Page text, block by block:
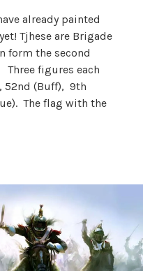
October
3,
2026
already painted
Tjhese are Brigade
form the second
figures each
52nd (Buff), 9th
The flag with the